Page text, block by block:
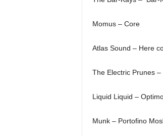
Momus – Core
Atlas Sound – Here
The Electric Prunes
Liquid Liquid –
Munk – Portofino